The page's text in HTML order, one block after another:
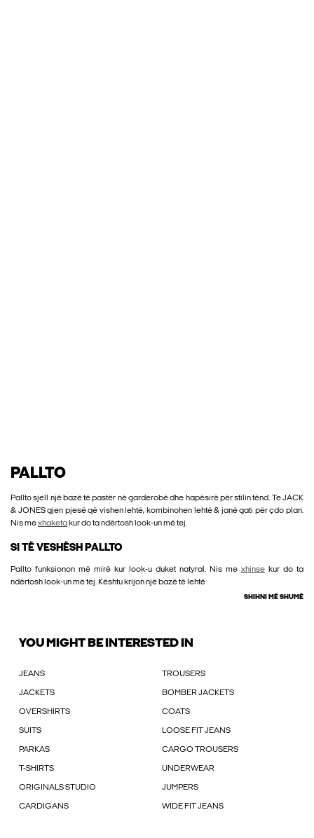
PALLTO
Pallto sjell një bazë të pastër në garderobë dhe hapësirë për stilin tënd. Te JACK
& JONES gjen pjesë që vishen lehtë, kombinohen lehtë & janë gati për çdo plan.
Nis mexhaketa kur do ta ndërtosh look-un më tej.
SI TË VESHËSH PALLTO
Pallto funksionon më mirë kur look-u duket natyral. Nis me xhinse kur do ta
ndërtosh look-un më tej. Kështu krijon një bazë të lehtë
SHIHNI MË SHUMË
YOU MIGHT BE INTERESTED IN
JEANS TROUSERS
JACKETS BOMBER JACKETS
OVERSHIRTS COATS
SUITS LOOSE FIT JEANS
PARKAS CARGO TROUSERS
T-SHIRTS UNDERWEAR
ORIGINALS STUDIO JUMPERS
CARDIGANS WIDE FIT JEANS